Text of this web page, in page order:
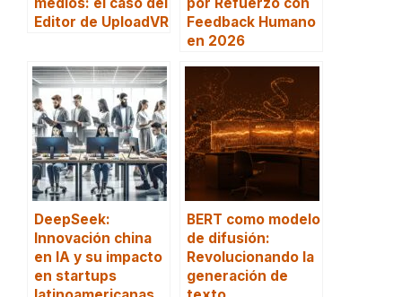
Editor de UploadVR
Feedback Humano
en 2026
DeepSeek:
Innovación china
en IA y su impacto
en startups
BERT como modelo
de difusión:
Revolucionando la
generación de